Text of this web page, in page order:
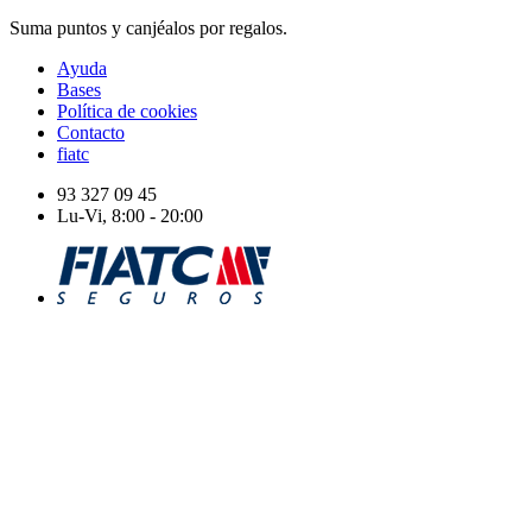
Suma puntos y canjéalos por regalos.
Ayuda
Bases
Política de cookies
Contacto
fiatc
93 327 09 45
Lu-Vi, 8:00 - 20:00